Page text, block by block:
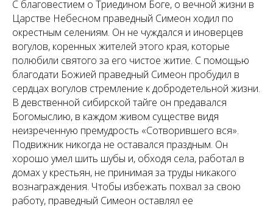
С благовестием о Триедином Боге, о вечной жизни в
Царстве Небесном праведный Симеон ходил по
окрестным селениям. Он не чуждался и иноверцев
вогулов, коренных жителей этого края, которые
полюбили святого за его чистое житие. С помощью
благодати Божией праведный Симеон пробудил в
сердцах вогулов стремление к добродетельной жизни.
В девственной сибирской тайге он предавался
Богомыслию, в каждом живом существе видя
неизреченную премудрость «Сотворившего вся».
Подвижник никогда не оставался праздным. Он
хорошо умел шить шубы и, обходя села, работал в
домах у крестьян, не принимая за труды никакого
вознаграждения. Чтобы избежать похвал за свою
работу, праведный Симеон оставлял ее